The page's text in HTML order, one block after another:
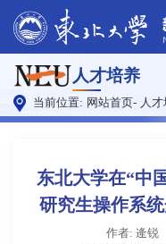
人才培养
当前位置: 网站首页- 人
东北大学在“中
研究生操作系
作者: 逄锐